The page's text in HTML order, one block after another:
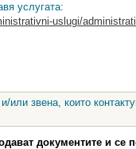
услугата:
uslugi/
звена, които
документите и се